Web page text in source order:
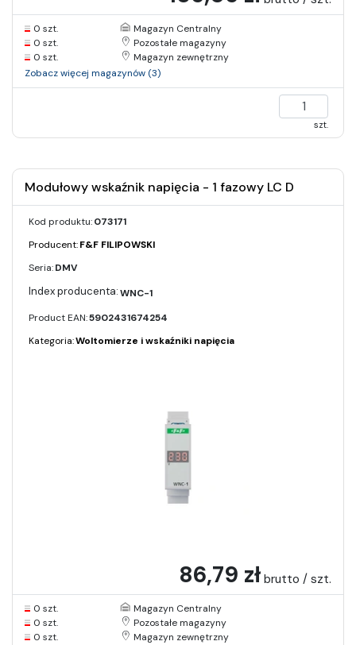
0 szt.
Magazyn Centralny
0 szt.
Pozostałe magazyny
0 szt.
Magazyn zewnętrzny
Zobacz więcej magazynów (3)
szt.
Modułowy wskaźnik napięcia - 1 fazowy LC D
Kod produktu:073171
Producent:F&F FILIPOWSKI
Seria:DMV
WNC-1
Product EAN:5902431674254
Kategoria:Woltomierze i wskaźniki napięcia
86,79 zł brutto / szt.
0 szt.
Magazyn Centralny
0 szt.
Pozostałe magazyny
0 szt.
Magazyn zewnętrzny